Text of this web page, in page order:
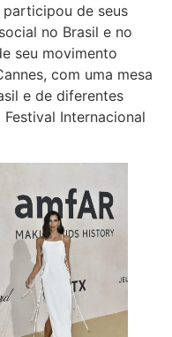
de seus
no Brasil e no
seu movimento
com uma mesa
e de diferentes
Internacional